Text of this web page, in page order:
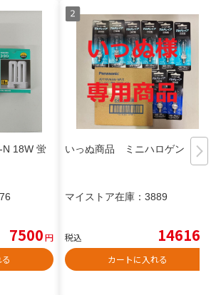
N 18W 蛍
7500円
いっぬ商品 ミニハロゲン
マイストア在庫： 3889
税込 14616
カートに入れる